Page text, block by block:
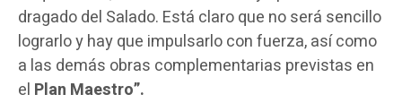
dragado del Salado. Está claro que no será sencillo
lograrlo y hay que impulsarlo con fuerza, así como
a las demás obras complementarias previstas en
el Plan Maestro”.